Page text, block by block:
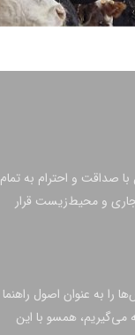
با صداقت و احترام به تمام
تجاری و محیط‌زیست قرار
را به عنوان اصول راهنما
می‌گیریم، همسو با این